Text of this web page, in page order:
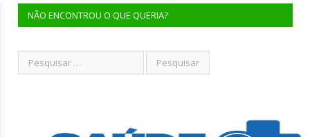
NÃO ENCONTROU O QUE QUERIA?